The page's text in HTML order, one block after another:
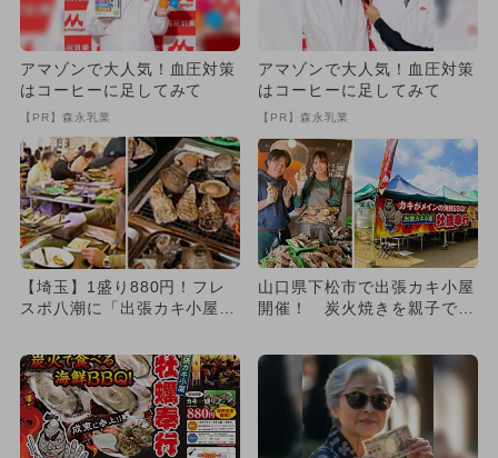
アマゾンで大人気！血圧対策
はコーヒーに足してみて
【PR】森永乳業
アマゾンで大人気！血圧対策
はコーヒーに足してみて
【PR】森永乳業
【埼玉】1盛り880円！フレ
スポ八潮に「出張カキ小屋」
山口県下松市で出張カキ小屋
開催！ 炭火焼きを親子で体